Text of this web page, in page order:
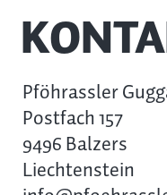
Pföhrassler
Postfach 157
9496 Balzers
Liechtenstein